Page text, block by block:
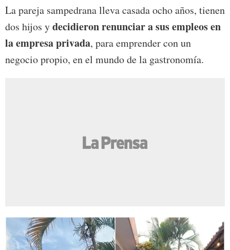
La pareja sampedrana lleva casada ocho años, tienen
dos hijos ydecidieron renunciar a sus empleos en
la empresa privada, para emprender con un
negocio propio, en el mundo de la gastronomía.